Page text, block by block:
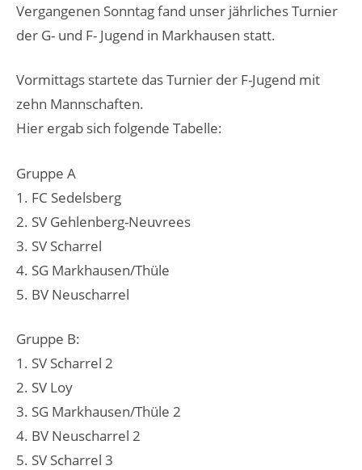
Vergangenen Sonntag fand unser jährliches Turnier
der G- und F- Jugend in Markhausen statt.
Vormittags startete das Turnier der F-Jugend mit
zehn Mannschaften.
Hier ergab sich folgende Tabelle:
Gruppe A
1. FC Sedelsberg
2. SV Gehlenberg-Neuvrees
3. SV Scharrel
4. SG Markhausen/Thüle
5. BV Neuscharrel
Gruppe B:
1. SV Scharrel 2
2. SV Loy
3. SG Markhausen/Thüle 2
4. BV Neuscharrel 2
5. SV Scharrel 3